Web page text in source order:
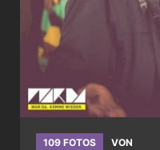
109 FOTOS VON